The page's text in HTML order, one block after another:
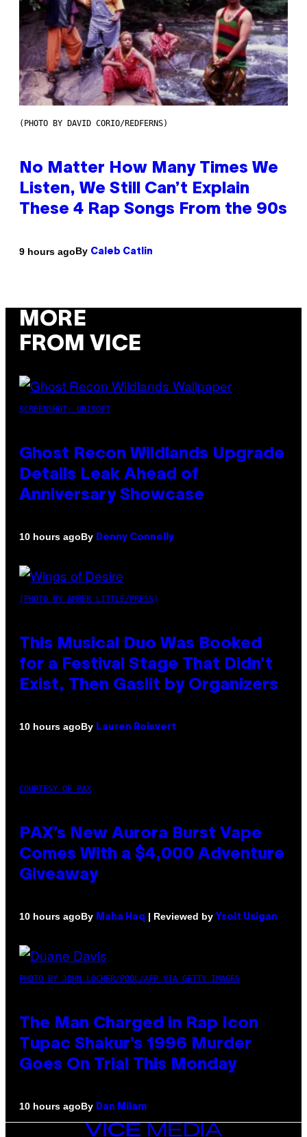
(PHOTO BY DAVID CORIO/REDFERNS)
No Matter How Many Times We
Listen, We Still Can’t Explain
These 4 Rap Songs From the 90s
9 hours agoBy Caleb Catlin
MORE
FROM VICE
SCREENSHOT: UBISOFT
Ghost Recon Wildlands Upgrade
Details Leak Ahead of
Anniversary Showcase
10 hours agoBy Denny Connolly
(PHOTO BY AMBER LITTLE/PRESS)
This Musical Duo Was Booked
for a Festival Stage That Didn’t
Exist, Then Gaslit by Organizers
10 hours agoBy Lauren Boisvert
COURTESY OF PAX
PAX’s New Aurora Burst Vape
Comes With a $4,000 Adventure
Giveaway
10 hours agoBy Maha Haq | Reviewed by Ysolt Usigan
PHOTO BY JOHN LOCHER/POOL/AFP VIA GETTY IMAGES
The Man Charged in Rap Icon
Tupac Shakur’s 1996 Murder
Goes On Trial This Monday
10 hours agoBy Dan Milam
VICE